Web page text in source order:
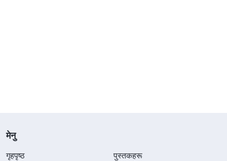
मेनु
गृहपृष्ठ
पुस्तकहरू